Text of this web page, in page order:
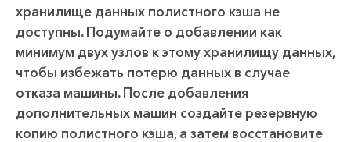
хранилище данных полистного кэша не
доступны. Подумайте о добавлении как
минимум двух узлов к этому хранилищу данных,
чтобы избежать потерю данных в случае
отказа машины. После добавления
дополнительных машин создайте резервную
копию полистного кэша, а затем восстановите